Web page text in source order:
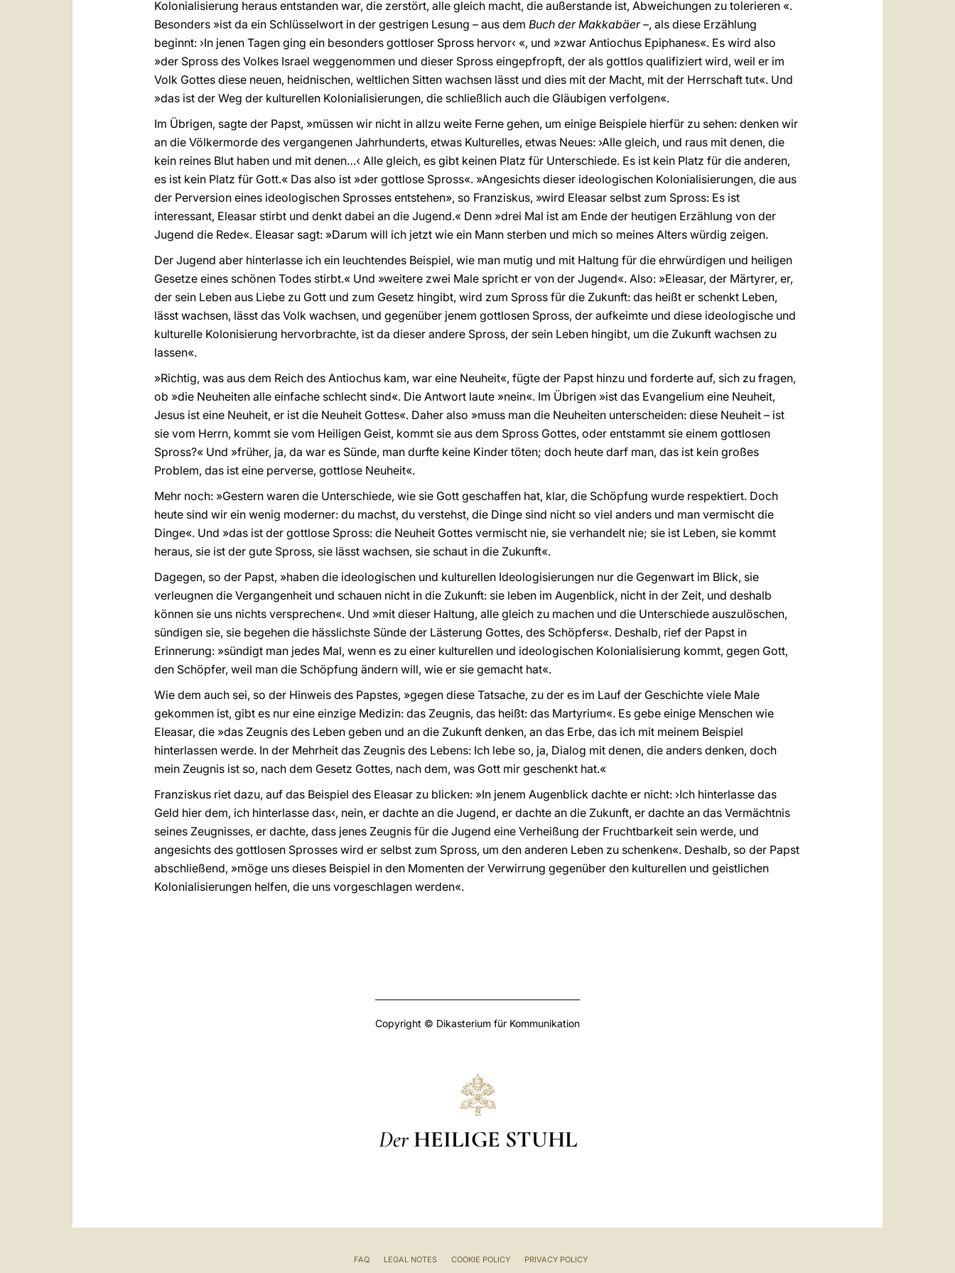
Kolonialisierung heraus entstanden war, die zerstört, alle gleich macht, die außerstande ist, Abweichungen zu tolerieren «.
Besonders »ist da ein Schlüsselwort in der gestrigen Lesung – aus dem Buch der Makkabäer–, als diese Erzählung
beginnt: ›In jenen Tagen ging ein besonders gottloser Spross hervor‹ «, und »zwar Antiochus Epiphanes«. Es wird also
»der Spross des Volkes Israel weggenommen und dieser Spross eingepfropft, der als gottlos qualifiziert wird, weil er im
Volk Gottes diese neuen, heidnischen, weltlichen Sitten wachsen lässt und dies mit der Macht, mit der Herrschaft tut«. Und
»das ist der Weg der kulturellen Kolonialisierungen, die schließlich auch die Gläubigen verfolgen«.
Im Übrigen, sagte der Papst, »müssen wir nicht in allzu weite Ferne gehen, um einige Beispiele hierfür zu sehen: denken wir
an die Völkermorde des vergangenen Jahrhunderts, etwas Kulturelles, etwas Neues: ›Alle gleich, und raus mit denen, die
kein reines Blut haben und mit denen…‹ Alle gleich, es gibt keinen Platz für Unterschiede. Es ist kein Platz für die anderen,
es ist kein Platz für Gott.« Das also ist »der gottlose Spross«. »Angesichts dieser ideologischen Kolonialisierungen, die aus
der Perversion eines ideologischen Sprosses entstehen», so Franziskus, »wird Eleasar selbst zum Spross: Es ist
interessant, Eleasar stirbt und denkt dabei an die Jugend.« Denn »drei Mal ist am Ende der heutigen Erzählung von der
Jugend die Rede«. Eleasar sagt: »Darum will ich jetzt wie ein Mann sterben und mich so meines Alters würdig zeigen.
Der Jugend aber hinterlasse ich ein leuchtendes Beispiel, wie man mutig und mit Haltung für die ehrwürdigen und heiligen
Gesetze eines schönen Todes stirbt.« Und »weitere zwei Male spricht er von der Jugend«. Also: »Eleasar, der Märtyrer, er,
der sein Leben aus Liebe zu Gott und zum Gesetz hingibt, wird zum Spross für die Zukunft: das heißt er schenkt Leben,
lässt wachsen, lässt das Volk wachsen, und gegenüber jenem gottlosen Spross, der aufkeimte und diese ideologische und
kulturelle Kolonisierung hervorbrachte, ist da dieser andere Spross, der sein Leben hingibt, um die Zukunft wachsen zu
lassen«.
»Richtig, was aus dem Reich des Antiochus kam, war eine Neuheit«, fügte der Papst hinzu und forderte auf, sich zu fragen,
ob »die Neuheiten alle einfache schlecht sind«. Die Antwort laute »nein«. Im Übrigen »ist das Evangelium eine Neuheit,
Jesus ist eine Neuheit, er ist die Neuheit Gottes«. Daher also »muss man die Neuheiten unterscheiden: diese Neuheit – ist
sie vom Herrn, kommt sie vom Heiligen Geist, kommt sie aus dem Spross Gottes, oder entstammt sie einem gottlosen
Spross?« Und »früher, ja, da war es Sünde, man durfte keine Kinder töten; doch heute darf man, das ist kein großes
Problem, das ist eine perverse, gottlose Neuheit«.
Mehr noch: »Gestern waren die Unterschiede, wie sie Gott geschaffen hat, klar, die Schöpfung wurde respektiert. Doch
heute sind wir ein wenig moderner: du machst, du verstehst, die Dinge sind nicht so viel anders und man vermischt die
Dinge«. Und »das ist der gottlose Spross: die Neuheit Gottes vermischt nie, sie verhandelt nie; sie ist Leben, sie kommt
heraus, sie ist der gute Spross, sie lässt wachsen, sie schaut in die Zukunft«.
Dagegen, so der Papst, »haben die ideologischen und kulturellen Ideologisierungen nur die Gegenwart im Blick, sie
verleugnen die Vergangenheit und schauen nicht in die Zukunft: sie leben im Augenblick, nicht in der Zeit, und deshalb
können sie uns nichts versprechen«. Und »mit dieser Haltung, alle gleich zu machen und die Unterschiede auszulöschen,
sündigen sie, sie begehen die hässlichste Sünde der Lästerung Gottes, des Schöpfers«. Deshalb, rief der Papst in
Erinnerung: »sündigt man jedes Mal, wenn es zu einer kulturellen und ideologischen Kolonialisierung kommt, gegen Gott,
den Schöpfer, weil man die Schöpfung ändern will, wie er sie gemacht hat«.
Wie dem auch sei, so der Hinweis des Papstes, »gegen diese Tatsache, zu der es im Lauf der Geschichte viele Male
gekommen ist, gibt es nur eine einzige Medizin: das Zeugnis, das heißt: das Martyrium«. Es gebe einige Menschen wie
Eleasar, die »das Zeugnis des Leben geben und an die Zukunft denken, an das Erbe, das ich mit meinem Beispiel
hinterlassen werde. In der Mehrheit das Zeugnis des Lebens: Ich lebe so, ja, Dialog mit denen, die anders denken, doch
mein Zeugnis ist so, nach dem Gesetz Gottes, nach dem, was Gott mir geschenkt hat.«
Franziskus riet dazu, auf das Beispiel des Eleasar zu blicken: »In jenem Augenblick dachte er nicht: ›Ich hinterlasse das
Geld hier dem, ich hinterlasse das‹, nein, er dachte an die Jugend, er dachte an die Zukunft, er dachte an das Vermächtnis
seines Zeugnisses, er dachte, dass jenes Zeugnis für die Jugend eine Verheißung der Fruchtbarkeit sein werde, und
angesichts des gottlosen Sprosses wird er selbst zum Spross, um den anderen Leben zu schenken«. Deshalb, so der Papst
abschließend, »möge uns dieses Beispiel in den Momenten der Verwirrung gegenüber den kulturellen und geistlichen
Kolonialisierungen helfen, die uns vorgeschlagen werden«.
Copyright © Dikasterium für Kommunikation
Der HEILIGE STUHL
FAQ LEGAL NOTES COOKIE POLICY PRIVACY POLICY